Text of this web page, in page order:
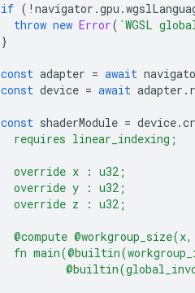
if ( ! navigator .gpu .
throw new Error( `WGSL
}
const adapter = await
const device = await adapter .
const shaderModule = device.
  requires linear_indexing;
  override x : u32;
  override y : u32;
  override z : u32;
@compute @workgroup_size(x,
fn